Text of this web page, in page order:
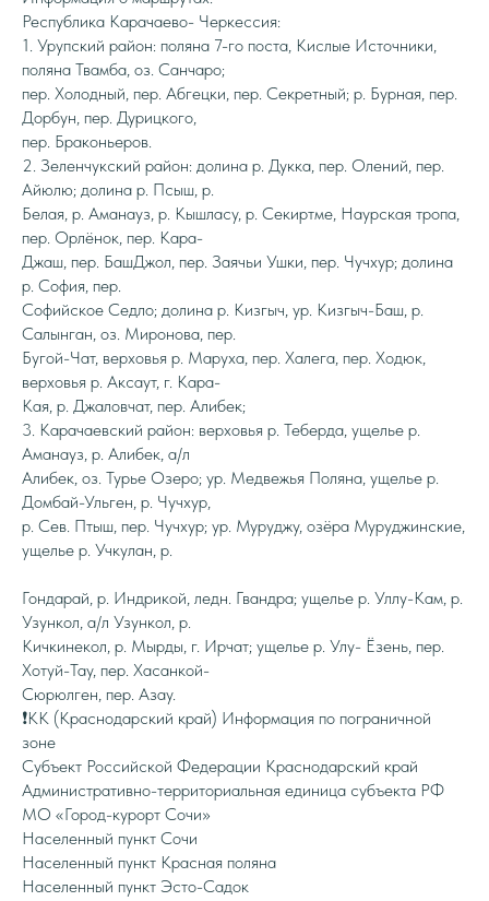
Республика Карачаево- Черкессия:
1. Урупский район: поляна 7-го поста, Кислые Источники,
поляна Твамба, оз. Санчаро;
пер. Холодный, пер. Абгецки, пер. Секретный; р. Бурная, пер.
Дорбун, пер. Дурицкого,
пер. Браконьеров.
2. Зеленчукский район: долина р. Дукка, пер. Олений, пер.
Айюлю; долина р. Псыш, р.
Белая, р. Аманауз, р. Кышласу, р. Секиртме, Наурская тропа,
пер. Орлёнок, пер. Кара-
Джаш, пер. БашДжол, пер. Заячьи Ушки, пер. Чучхур; долина
р. София, пер.
Софийское Седло; долина р. Кизгыч, ур. Кизгыч-Баш, р.
Салынган, оз. Миронова, пер.
Бугой-Чат, верховья р. Маруха, пер. Халега, пер. Ходюк,
верховья р. Аксаут, г. Кара-
Кая, р. Джаловчат, пер. Алибек;
3. Карачаевский район: верховья р. Теберда, ущелье р.
Аманауз, р. Алибек, а/л
Алибек, оз. Турье Озеро; ур. Медвежья Поляна, ущелье р.
Домбай-Ульген, р. Чучхур,
р. Сев. Птыш, пер. Чучхур; ур. Муруджу, озёра Муруджинские,
ущелье р. Учкулан, р.
Гондарай, р. Индрикой, ледн. Гвандра; ущелье р. Уллу-Кам, р.
Узункол, а/л Узункол, р.
Кичкинекол, р. Мырды, г. Ирчат; ущелье р. Улу- Ёзень, пер.
Хотуй-Тау, пер. Хасанкой-
Сюрюлген, пер. Азау.
❗️КК (Краснодарский край) Информация по пограничной
зоне
Субъект Российской Федерации Краснодарский край
Административно-территориальная единица субъекта РФ
МО «Город-курорт Сочи»
Населенный пункт Сочи
Населенный пункт Красная поляна
Населенный пункт Эсто-Садок